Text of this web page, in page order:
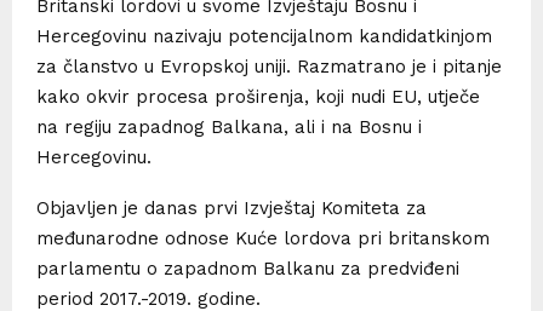
Britanski lordovi u svome Izvještaju Bosnu i
Hercegovinu nazivaju potencijalnom kandidatkinjom
za članstvo u Evropskoj uniji. Razmatrano je i pitanje
kako okvir procesa proširenja, koji nudi EU, utječe
na regiju zapadnog Balkana, ali i na Bosnu i
Hercegovinu.
Objavljen je danas prvi Izvještaj Komiteta za
međunarodne odnose Kuće lordova pri britanskom
parlamentu o zapadnom Balkanu za predviđeni
period 2017.-2019. godine.